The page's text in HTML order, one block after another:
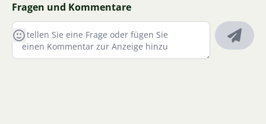
Fragen und Kommentare